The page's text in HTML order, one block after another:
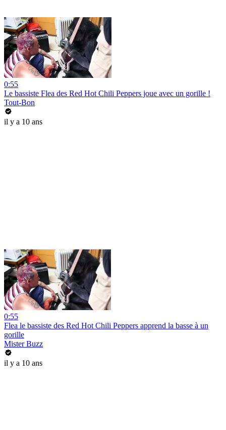
0:55
Le bassiste Flea des Red Hot Chili Peppers joue avec un gorille !
Tout-Bon
il y a 10 ans
0:55
Flea le bassiste des Red Hot Chili Peppers apprend la basse à un
gorille
Mister Buzz
il y a 10 ans